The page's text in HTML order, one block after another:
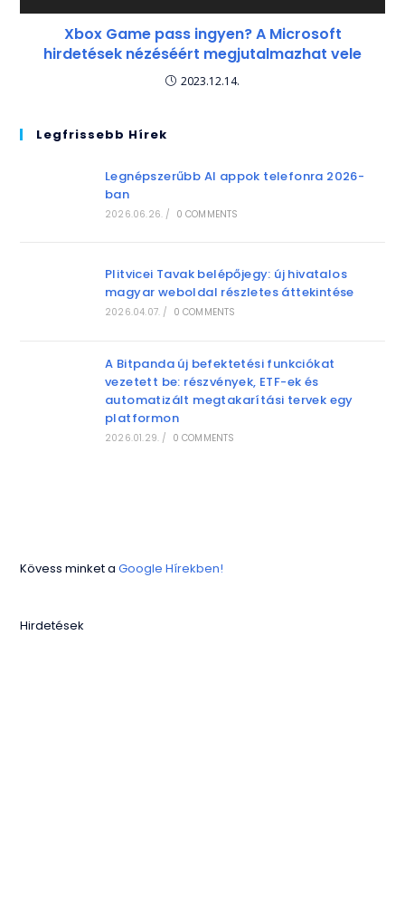
Xbox Game pass ingyen? A Microsoft
hirdetések nézéséért megjutalmazhat vele
2023.12.14.
Legfrissebb Hírek
Legnépszerűbb AI appok telefonra 2026-
ban
2026.06.26. / 0 COMMENTS
Plitvicei Tavak belépőjegy: új hivatalos
magyar weboldal részletes áttekintése
2026.04.07. / 0 COMMENTS
A Bitpanda új befektetési funkciókat
vezetett be: részvények, ETF-ek és
automatizált megtakarítási tervek egy
platformon
2026.01.29. / 0 COMMENTS
Kövess minket aGoogle Hírekben!
Hirdetések